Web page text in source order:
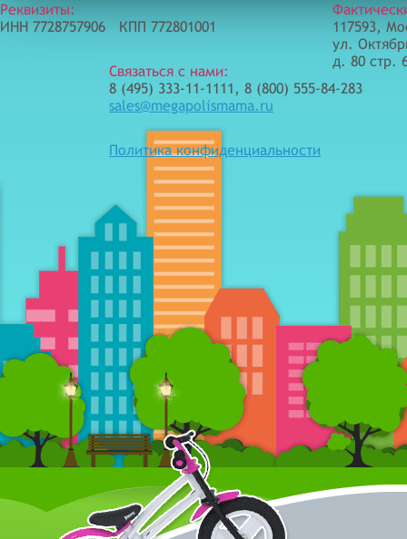
Реквизиты:
ИНН 7728757906 КПП 772801001
Связаться с нами:
8 (495) 333-11-1111, 8 (800) 555-84-283
sales@megapolismama.ru
Политика конфиденциальности
117593,
ул.
д. 80 стр.